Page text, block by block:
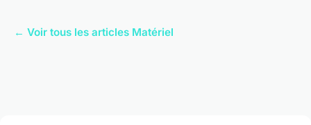
← Voir tous les articles Matériel